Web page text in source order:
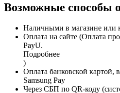
Возможные способы
Наличными в магазине или
Оплата на сайте (Оплата
PayU.
Подробнее
)
Оплата банковской картой,
Samsung Pay
Через СБП по QR-коду